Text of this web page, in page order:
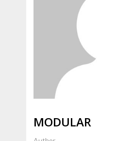
MODULAR